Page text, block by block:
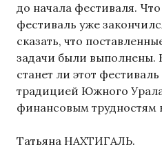
до начала фестиваля.
фестиваль уже
сказать, что
задачи были выполнены.
станет ли этот
традицией Южного
финансовым трудностям
Татьяна НАХТИГАЛЬ.